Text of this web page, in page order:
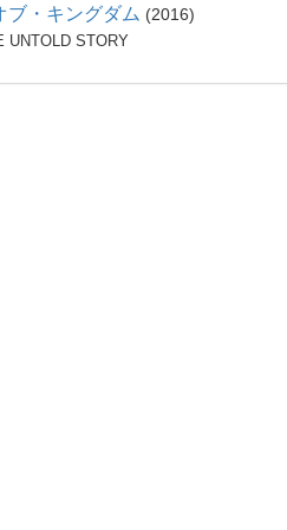
ブ・キングダム 2016
UNTOLD STORY